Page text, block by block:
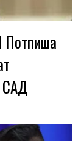
САД